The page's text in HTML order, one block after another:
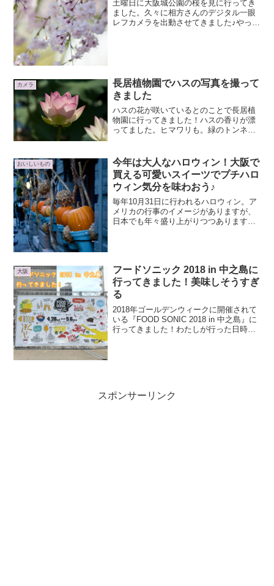
土曜日に大阪城公園の桜を見に行ってき
ました。久々に相方さんのデジタル一眼
レフカメラを出動させてきました♪やっぱ
カメラ
長居植物園でハスの写真を撮って
きました
ハスの花が咲いているとのことで長居植
物園に行ってきました！ハスの香りが漂
ってました。ヒマワリも。緑のトンネル
見！！暑かったけどいろんな写真が撮れ
てよかった♪♪
おいしいもの
今年は大人なハロウィン！大阪で
買える可愛いスイーツでプチハロ
ウィン気分を味わおう♪
毎年10月31日に行われるハロウィン。ア
メリカの行事のイメージがありますが、
日本でも年々盛り上がりつつあります
大阪
フードソニック 2018 in 中之島に
行ってきました！美味しそうすぎ
る
2018年ゴールデンウィークに開催されて
いる『FOOD SONIC 2018 in 中之島』に
行ってきました！わたしが行った日時
スポンサーリンク